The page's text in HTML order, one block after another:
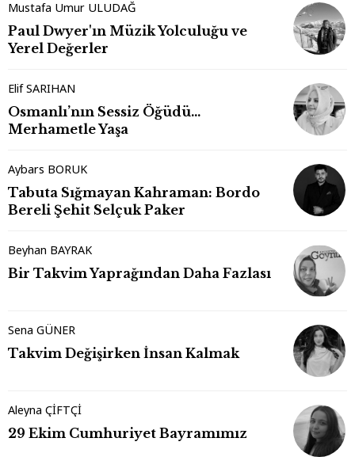
Mustafa Umur ULUDAĞ
Paul Dwyer'ın Müzik Yolculuğu ve
Yerel Değerler
Elif SARIHAN
Osmanlı’nın Sessiz Öğüdü…
Merhametle Yaşa
Aybars BORUK
Tabuta Sığmayan Kahraman: Bordo
Bereli Şehit Selçuk Paker
Beyhan BAYRAK
Bir Takvim Yaprağından Daha Fazlası
Sena GÜNER
Takvim Değişirken İnsan Kalmak
Aleyna ÇİFTÇİ
29 Ekim Cumhuriyet Bayramımız